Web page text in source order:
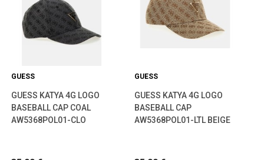
GUESS
GUESS KATYA 4G LOGO
BASEBALL CAP COAL
AW5368POL01-CLO
GUESS
GUESS KATYA 4G LOGO
BASEBALL CAP
AW5368POL01-LTL BEIGE